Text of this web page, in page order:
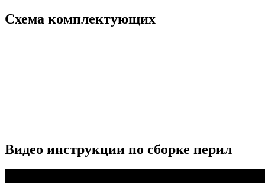
Схема комплектующих
Видео инструкции по сборке перил